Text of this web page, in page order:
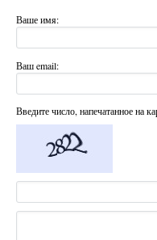
Ваше имя:
Ваш email:
Введите число, напечатанное на